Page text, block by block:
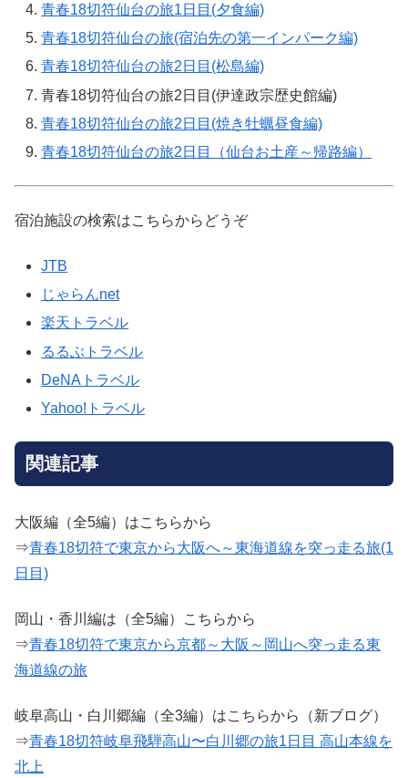
青春18切符仙台の旅1日目(夕食編)
青春18切符仙台の旅(宿泊先の第一インパーク編)
青春18切符仙台の旅2日目(松島編)
青春18切符仙台の旅2日目(伊達政宗歴史館編)
青春18切符仙台の旅2日目(焼き牡蠣昼食編)
青春18切符仙台の旅2日目（仙台お土産～帰路編）
宿泊施設の検索はこちらからどうぞ
JTB
じゃらんnet
楽天トラベル
るるぶトラベル
DeNAトラベル
Yahoo!トラベル
関連記事
大阪編（全5編）はこちらから
⇒青春18切符で東京から大阪へ～東海道線を突っ走る旅(1
日目)
岡山・香川編は（全5編）こちらから
⇒青春18切符で東京から京都～大阪～岡山へ突っ走る東
海道線の旅
岐阜高山・白川郷編（全3編）はこちらから（新ブログ）
⇒青春18切符岐阜飛騨高山〜白川郷の旅1日目 高山本線を
北上